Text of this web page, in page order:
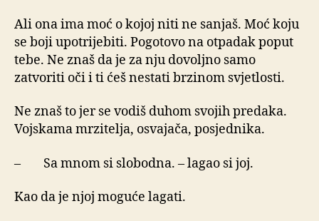
Ali ona ima moć o kojoj niti ne sanjaš. Moć koju
se boji upotrijebiti. Pogotovo na otpadak poput
tebe. Ne znaš da je za nju dovoljno samo
zatvoriti oči i ti ćeš nestati brzinom svjetlosti.
Ne znaš to jer se vodiš duhom svojih predaka.
Vojskama mrzitelja, osvajača, posjednika.
– Sa mnom si slobodna. – lagao si joj.
Kao da je njoj moguće lagati.